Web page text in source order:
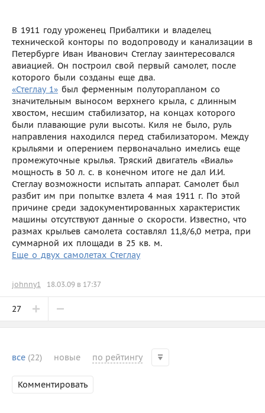
В 1911 году уроженец Прибалтики и владелец
технической конторы по водопроводу и канализации в
Петербурге Иван Иванович Стеглау заинтересовался
авиацией. Он построил свой первый самолет, после
которого были созданы еще два.
«Стеглау 1» был ферменным полуторапланом со
значительным выносом верхнего крыла, с длинным
хвостом, несшим стабилизатор, на концах которого
были плавающие рули высоты. Киля не было, руль
направления находился перед стабилизатором. Между
крыльями и оперением первоначально имелись еще
промежуточные крылья. Тряский двигатель «Виаль»
мощность в 50 л. с. в конечном итоге не дал И.И.
Стеглау возможности испытать аппарат. Самолет был
разбит им при попытке взлета 4 мая 1911 г. По этой
причине среди задокументированных характеристик
машины отсутствуют данные о скорости. Известно, что
размах крыльев самолета составлял 11,8/6,0 метра, при
суммарной их площади в 25 кв. м.
Еще о двух самолетах Стеглау
johnny1 18.03.09 в 17:37
27
все (22) новые по рейтингу
Комментировать